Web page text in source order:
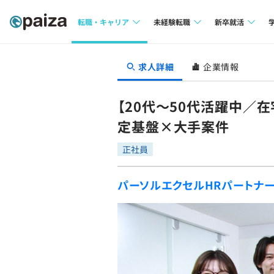
転職・キャリア
転職成功ガイド
未経験転職
求人検索
転職成功ガイド
新卒就活
本選考
インターン
新卒エージェ
インタビュー
求人詳細 企業情報
【20代〜50代活躍中／
定基盤×大手案件
正社員
パーソルエクセルHRパートナ